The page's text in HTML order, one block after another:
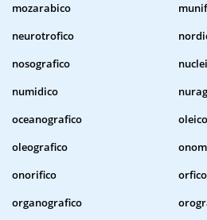
mozarabico
neurotrofico
nosografico
numidico
oceanografico
oleico
oleografico
onorifico
orfico
organografico